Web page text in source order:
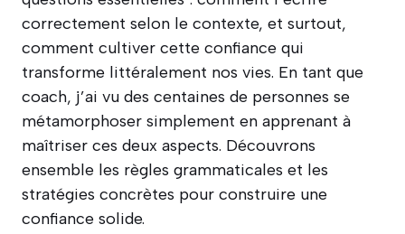
correctement selon le contexte, et surtout,
comment cultiver cette confiance qui
transforme littéralement nos vies. En tant que
coach, j’ai vu des centaines de personnes se
métamorphoser simplement en apprenant à
maîtriser ces deux aspects. Découvrons
ensemble les règles grammaticales et les
stratégies concrètes pour construire une
confiance solide.